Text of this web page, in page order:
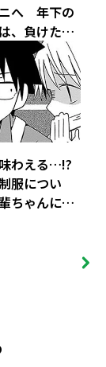
へ 年下の
、負けたく
わえる…!?
服につい
ちゃんに